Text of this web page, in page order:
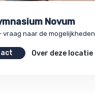
Novum
vraag naar de mogelijkheden
Over deze locatie